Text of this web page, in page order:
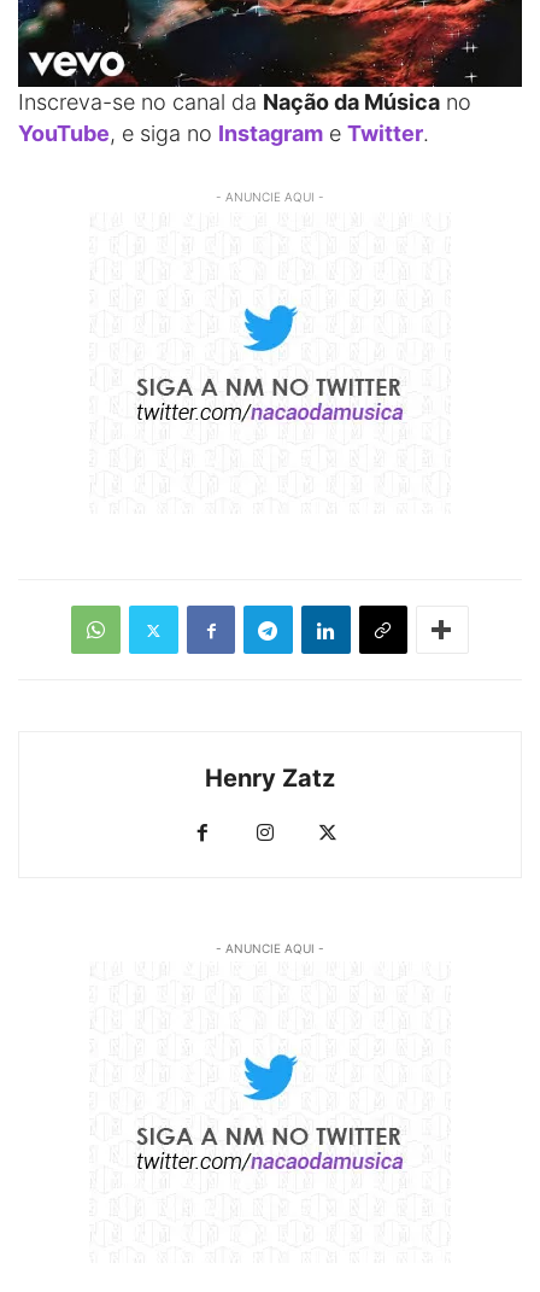
Inscreva-se no canal da Nação da Música no
YouTube, e siga no Instagram e Twitter.
- ANUNCIE AQUI -
Henry Zatz
- ANUNCIE AQUI -